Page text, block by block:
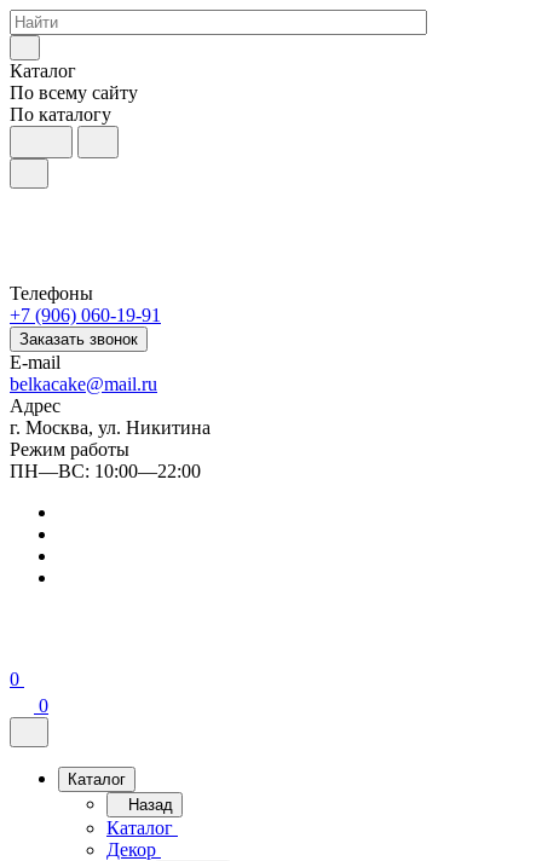
Каталог
По всему сайту
По каталогу
Телефоны
+7 (906) 060-19-91
Заказать звонок
E-mail
belkacake@mail.ru
Адрес
г. Москва, ул. Никитина
Режим работы
ПН—ВС: 10:00—22:00
0
0
Каталог
Назад
Каталог
Декор